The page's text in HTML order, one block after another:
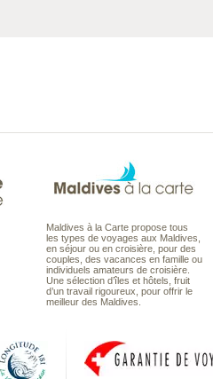
Maldives à la Carte propose tous
les types de voyages aux Maldives,
en séjour ou en croisière, pour des
couples, des vacances en famille ou
individuels amateurs de croisière.
Une sélection d’îles et hôtels, fruit
d’un travail rigoureux, pour offrir le
meilleur des Maldives.